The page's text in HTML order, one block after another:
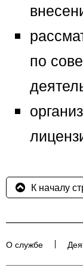
по
К началу
О службе